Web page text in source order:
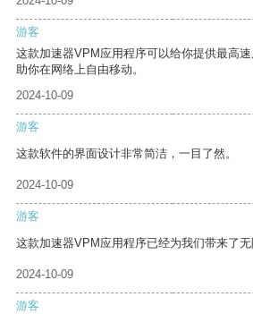
游客
这款加速器VPM应用程序可以给你提供最高
助你在网络上自由移动。
2024-10-09
游客
这款软件的界面设计非常简洁，一目了然。
2024-10-09
游客
这款加速器VPM应用程序已经为我们带来了无
2024-10-09
游客